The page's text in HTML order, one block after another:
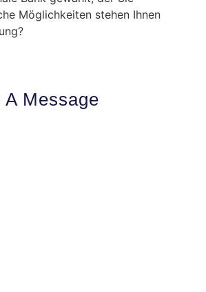
Möglichkeiten stehen Ihnen
A Message